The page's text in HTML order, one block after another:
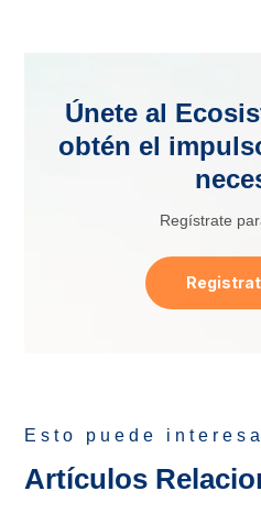
Únete al
obtén el
Regístrate
Esto puede
Artículos